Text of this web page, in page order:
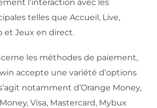
l’interaction avec les
telles que Accueil, Live,
et Jeux en direct.
les méthodes de paiement,
accepte une variété d’options
notamment d’Orange Money,
Visa, Mastercard, Mybux